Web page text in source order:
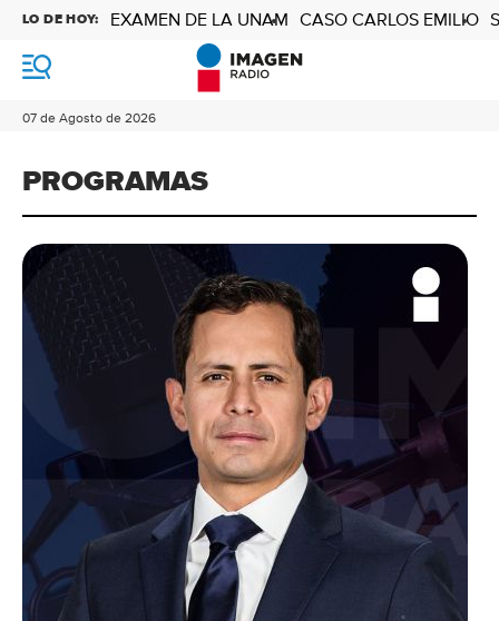
M
n
07 de Agosto de 2026
LO DE HOY: EXAMEN DE LA UNAM CASO CARLOS EMILIO
PROGRAMAS